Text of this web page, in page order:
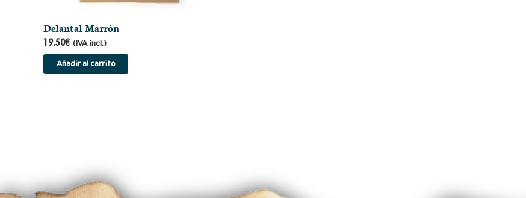
Delantal Marrón
19.50€ (IVA incl.)
Añadir al carrito